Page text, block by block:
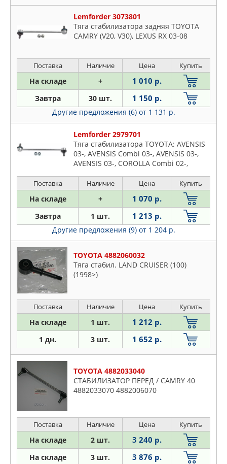
SIDEM
STELLOX
TALOSA
TOYOTA
ZEKKERT
Harrier
Highlander
Hilux
Kluger
Mark
Mirai
Mr
Nadia
Noah
Noah/voxy
Opa
Paseo
Picnic
Platz
Porte
Premio
Previa
Probox
Ractis
Reiz
Rush
Sequoia
Sienna
Lemforder 3073801
Тяга стабилизатора задняя TOYOTA
CAMRY (V20, V30), LEXUS RX 03-08
Поставка Наличие Цена Купить
На складе + 1 010 р.
Завтра 30 шт. 1 150 р.
Другие предложения (6) от 1 131 р.
Lemforder 2979701
Тяга стабилизатора TOYOTA: AVENSIS
03-, AVENSIS Combi 03-, AVENSIS 03-,
AVENSIS 03-, COROLLA Combi 02-,
04, C
Поставка Наличие Цена Купить
На складе + 1 070 р.
Завтра 1 шт. 1 213 р.
Другие предложения (9) от 1 204 р.
TOYOTA 4882060032
Тяга стабил. LAND CRUISER (100)
(1998>)
Поставка Наличие Цена Купить
На складе 1 шт. 1 212 р.
1 дн. 3 шт. 1 652 р.
TOYOTA 4882033040
СТАБИЛИЗАТОР ПЕРЕД / CAMRY 40
4882033070 4882006070
Поставка Наличие Цена Купить
На складе 2 шт. 3 240 р.
На складе 3 шт. 3 876 р.